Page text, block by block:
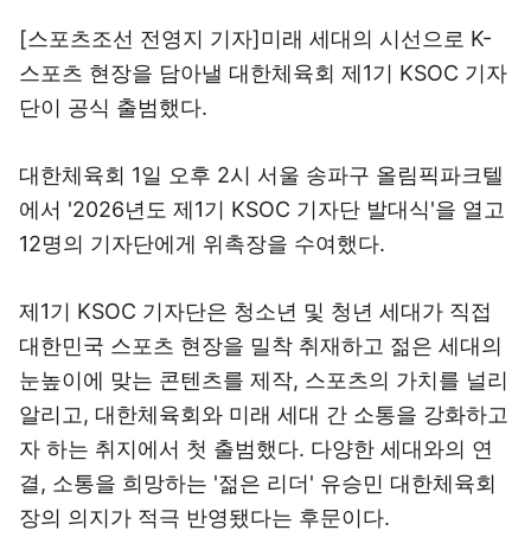
[스포츠조선 전영지 기자]미래 세대의 시선으로 K-
스포츠 현장을 담아낼 대한체육회 제1기 KSOC 기자
단이 공식 출범했다.
대한체육회 1일 오후 2시 서울 송파구 올림픽파크텔
에서 '2026년도 제1기 KSOC 기자단 발대식'을 열고
12명의 기자단에게 위촉장을 수여했다.
제1기 KSOC 기자단은 청소년 및 청년 세대가 직접
대한민국 스포츠 현장을 밀착 취재하고 젊은 세대의
눈높이에 맞는 콘텐츠를 제작, 스포츠의 가치를 널리
알리고, 대한체육회와 미래 세대 간 소통을 강화하고
자 하는 취지에서 첫 출범했다. 다양한 세대와의 연
결, 소통을 희망하는 '젊은 리더' 유승민 대한체육회
장의 의지가 적극 반영됐다는 후문이다.